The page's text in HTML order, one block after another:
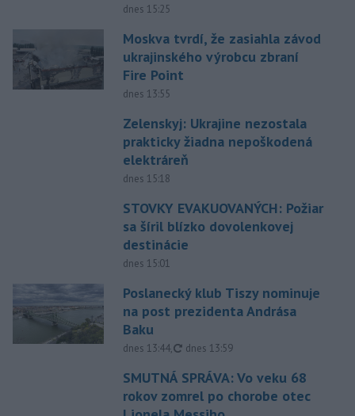
dnes 15:25
Moskva tvrdí, že zasiahla závod
ukrajinského výrobcu zbraní
Fire Point
dnes 13:55
Zelenskyj: Ukrajine nezostala
prakticky žiadna nepoškodená
elektráreň
dnes 15:18
STOVKY EVAKUOVANÝCH: Požiar
sa šíril blízko dovolenkovej
destinácie
dnes 15:01
Poslanecký klub Tiszy nominuje
na post prezidenta Andrása
Baku
dnes 13:44, aktualizované
dnes 13:59
SMUTNÁ SPRÁVA: Vo veku 68
rokov zomrel po chorobe otec